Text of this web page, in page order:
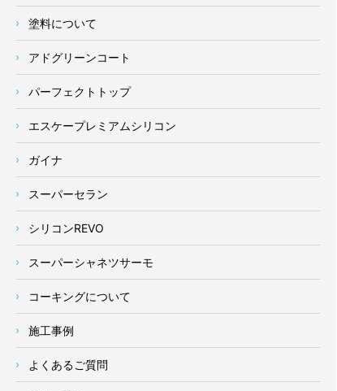
塗料について
アドグリーンコート
パーフェクトトップ
エスケープレミアムシリコン
ガイナ
スーパーセラン
シリコンREVO
スーパーシャネツサーモ
コーキングについて
施工事例
よくあるご質問